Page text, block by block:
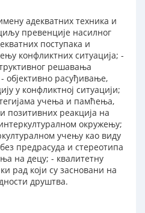
адекватних техника и
превенције насилног
поступака и
конфликтних ситуација; -
решавања
објективно расуђивање,
у конфликтној ситуацији;
учења и памћења,
позитивних реакција на
окружењу;
учењу као виду
предрасуда и стереотипа
на децу; - квалитетну
рад који су засновани на
друштва.